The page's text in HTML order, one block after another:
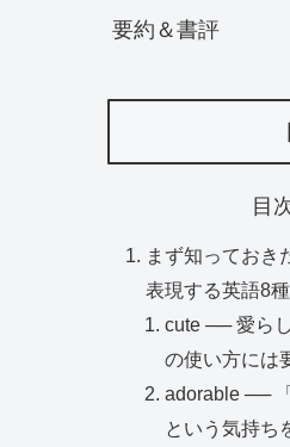
要約＆書評
目
まず知っておき
表現する英語8
cute ── 愛ら
の使い方には
adorable ──
という気持ち